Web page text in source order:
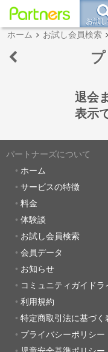
お試
ホーム お試し会員検索
退会
表示
パートナーズについて
ホーム
サービスの特徴
料金
体験談
お試し会員検索
会員データ
お知らせ
コミュニティガイドラ
利用規約
特定商取引法に基づく
プライバシーポリシー